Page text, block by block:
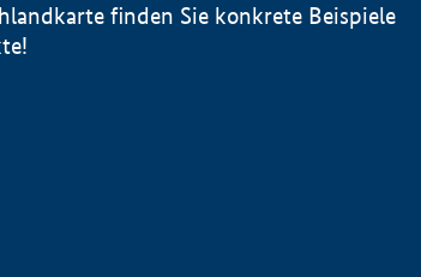
finden Sie konkrete Beispiele